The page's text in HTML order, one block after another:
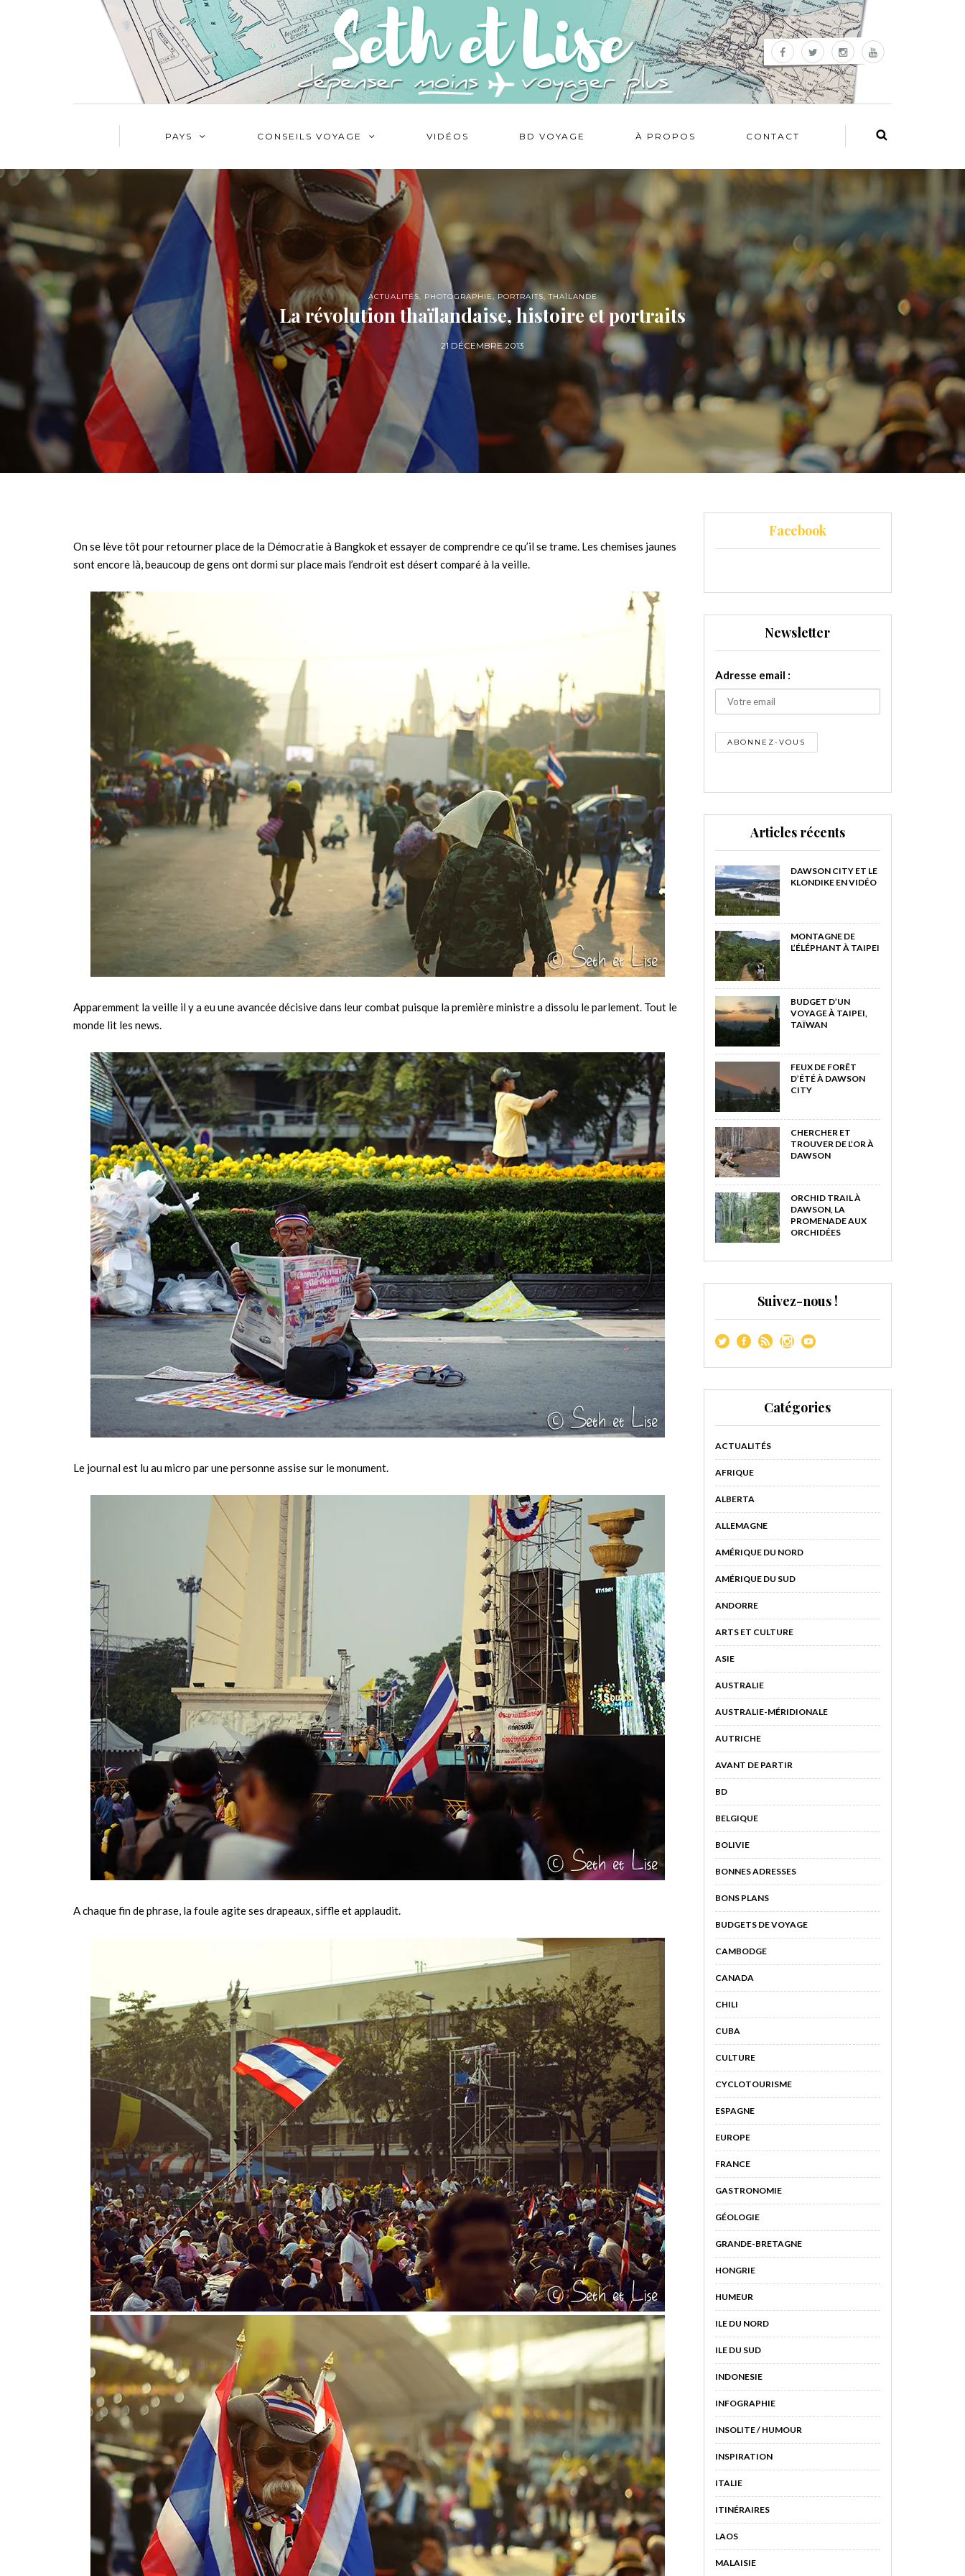
PAYS CONSEILS VOYAGE VIDÉOS BD VOYAGE À PROPOS CONTACT
ACTUALITÉS, PHOTOGRAPHIE, PORTRAITS,THAÏLANDE
La révolution thaïlandaise, histoire et portraits
21 DÉCEMBRE 2013
On se lève tôt pour retourner place de la Démocratie à Bangkok et essayer de comprendre ce qu’il se trame. Les chemises jaunes
sont encore là, beaucoup de gens ont dormi sur place mais l’endroit est désert comparé à la veille.
Apparemment la veille il y a eu une avancée décisive dans leur combat puisque la première ministre a dissolu le parlement. Tout le
monde lit les news.
Le journal est lu au micro par une personne assise sur le monument.
A chaque fin de phrase, la foule agite ses drapeaux, siffle et applaudit.
Facebook
Newsletter
Adresse email :
Articles récents
DAWSON CITY ET LE
KLONDIKE EN VIDÉO
MONTAGNE DE
L’ÉLÉPHANT À TAIPEI
BUDGET D’UN
VOYAGE À TAIPEI,
TAÏWAN
FEUX DE FORÊT
D’ÉTÉ À DAWSON
CITY
CHERCHER ET
TROUVER DE L’OR À
DAWSON
ORCHID TRAIL À
DAWSON, LA
PROMENADE AUX
ORCHIDÉES
Suivez-nous !
Catégories
ACTUALITÉS
AFRIQUE
ALBERTA
ALLEMAGNE
AMÉRIQUE DU NORD
AMÉRIQUE DU SUD
ANDORRE
ARTS ET CULTURE
ASIE
AUSTRALIE
AUSTRALIE-MÉRIDIONALE
AUTRICHE
AVANT DE PARTIR
BD
BELGIQUE
BOLIVIE
BONNES ADRESSES
BONS PLANS
BUDGETS DE VOYAGE
CAMBODGE
CANADA
CHILI
CUBA
CULTURE
CYCLOTOURISME
ESPAGNE
EUROPE
FRANCE
GASTRONOMIE
GÉOLOGIE
GRANDE-BRETAGNE
HONGRIE
HUMEUR
ILE DU NORD
ILE DU SUD
INDONESIE
INFOGRAPHIE
INSOLITE / HUMOUR
INSPIRATION
ITALIE
ITINÉRAIRES
LAOS
MALAISIE